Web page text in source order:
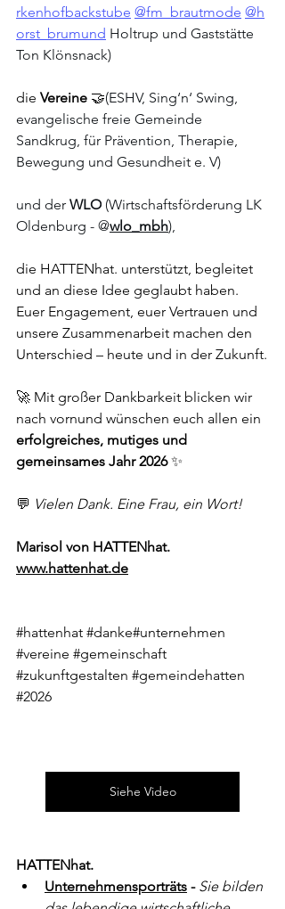
rkenhofbackstube @fm_brautmode @h
orst_brumund Holtrup und Gaststätte
Ton Klönsnack)
die Vereine 🤝(ESHV, Sing‘n‘ Swing,
evangelische freie Gemeinde
Sandkrug, für Prävention, Therapie,
Bewegung und Gesundheit e. V)
und der WLO (Wirtschaftsförderung LK
Oldenburg - @wlo_mbh),
die HATTENhat. unterstützt, begleitet
und an diese Idee geglaubt haben.
Euer Engagement, euer Vertrauen und
unsere Zusammenarbeit machen den
Unterschied – heute und in der Zukunft.
🚀 Mit großer Dankbarkeit blicken wir
nach vornund wünschen euch allen ein
erfolgreiches, mutiges und
gemeinsames Jahr 2026 ✨
💬 Vielen Dank. Eine Frau, ein Wort!
Marisol von HATTENhat.
www.hattenhat.de
#hattenhat #danke#unternehmen
#vereine #gemeinschaft
#zukunftgestalten #gemeindehatten
#2026
Siehe Video
HATTENhat.
Unternehmensporträts - Sie bilden